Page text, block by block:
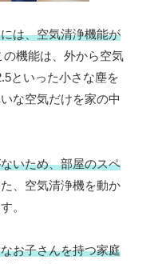
は、空気清浄機能が
の機能は、外から空気
といった小さな塵を
な空気だけを家の中
いため、部屋のスペ
た、空気清浄機を動か
。
お子さんを持つ家庭